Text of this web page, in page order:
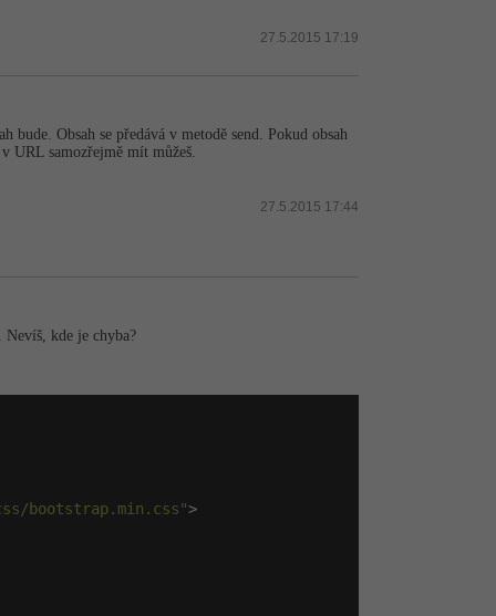
27.5.2015 17:19
Obsah se předává v metodě send. Pokud obsah
URL samozřejmě mít můžeš.
27.5.2015 17:44
kde je chyba?
bootstrap.min.css">